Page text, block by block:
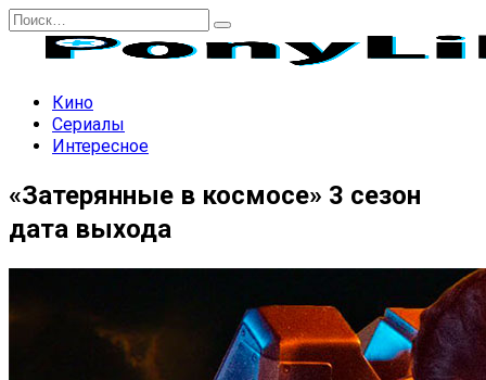
Перейти
содержанию
Search
Кино
Сериалы
Интересное
«Затерянные в космосе» 3 сезон
дата выхода